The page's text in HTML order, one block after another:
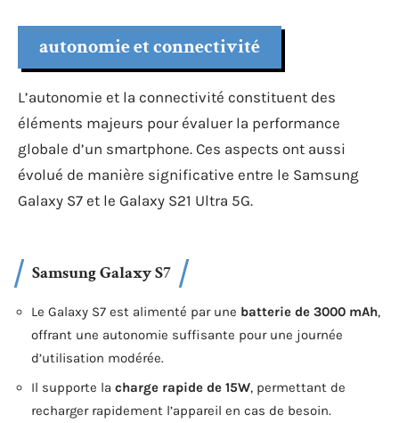
autonomie et connectivité
L’autonomie et la connectivité constituent des
éléments majeurs pour évaluer la performance
globale d’un smartphone. Ces aspects ont aussi
évolué de manière significative entre le Samsung
Galaxy S7 et le Galaxy S21 Ultra 5G.
Samsung Galaxy S7
Le Galaxy S7 est alimenté par une batterie de 3000 mAh,
offrant une autonomie suffisante pour une journée
d’utilisation modérée.
Il supporte la charge rapide de 15W, permettant de
recharger rapidement l’appareil en cas de besoin.